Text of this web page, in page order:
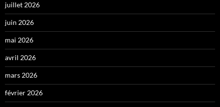
juillet 2026
juin 2026
mai 2026
avril 2026
mars 2026
février 2026